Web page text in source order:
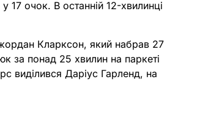
17 очок. В останній 12-хвилинці
Кларксон, який набрав 27
за понад 25 хвилин на паркеті
виділився Даріус Гарленд, на